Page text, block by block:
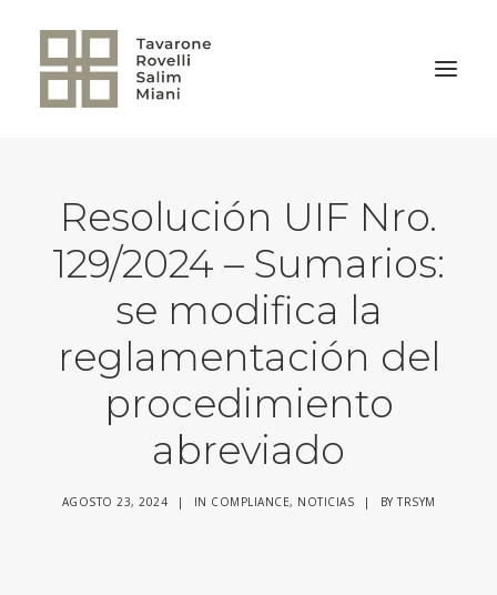
Resolución UIF Nro.
129/2024 – Sumarios:
se modifica la
reglamentación del
procedimiento
abreviado
AGOSTO 23, 2024 | IN COMPLIANCE, NOTICIAS | BYTRSYM